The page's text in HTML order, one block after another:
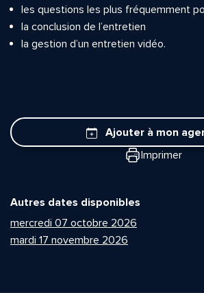
les questions les plus fréquemment
la conclusion de l’entretien
la gestion d’un entretien vidéo.
Ajouter à mon
Imprimer
Autres dates disponibles
mercredi 07 octobre 2026
mardi 17 novembre 2026